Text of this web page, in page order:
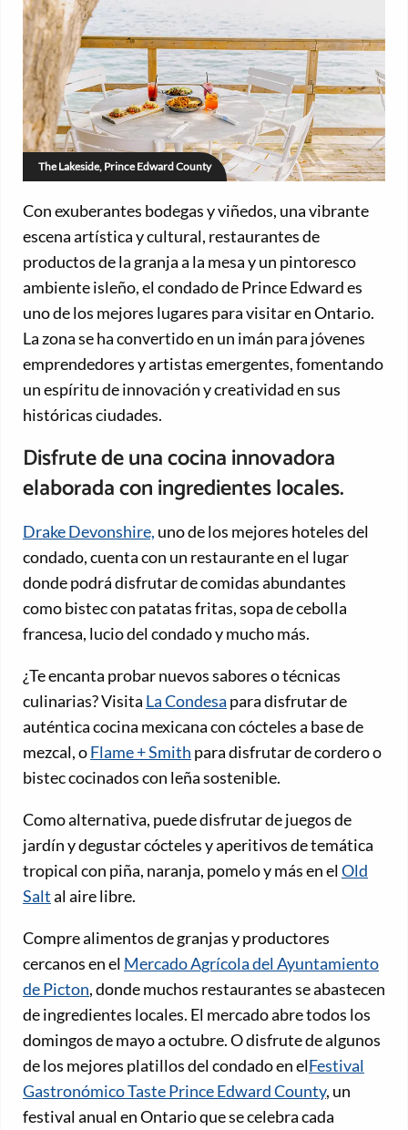
The Lakeside, Prince Edward County
Con exuberantes bodegas y viñedos, una vibrante
escena artística y cultural, restaurantes de
productos de la granja a la mesa y un pintoresco
ambiente isleño, el condado de Prince Edward es
uno de los mejores lugares para visitar en Ontario.
La zona se ha convertido en un imán para jóvenes
emprendedores y artistas emergentes, fomentando
un espíritu de innovación y creatividad en sus
históricas ciudades.
Disfrute de una cocina innovadora
elaborada con ingredientes locales.
Drake Devonshire, uno de los mejores hoteles del
condado, cuenta con un restaurante en el lugar
donde podrá disfrutar de comidas abundantes
como bistec con patatas fritas, sopa de cebolla
francesa, lucio del condado y mucho más.
¿Te encanta probar nuevos sabores o técnicas
culinarias? Visita La Condesa para disfrutar de
auténtica cocina mexicana con cócteles a base de
mezcal, oFlame + Smith para disfrutar de cordero o
bistec cocinados con leña sostenible.
Como alternativa, puede disfrutar de juegos de
jardín y degustar cócteles y aperitivos de temática
tropical con piña, naranja, pomelo y más en elOld
Saltal aire libre.
Compre alimentos de granjas y productores
cercanos en el Mercado Agrícola del Ayuntamiento
de Picton, donde muchos restaurantes se abastecen
de ingredientes locales. El mercado abre todos los
domingos de mayo a octubre. O disfrute de algunos
de los mejores platillos del condado en elFestival
Gastronómico Taste Prince Edward County, un
festival anual en Ontario que se celebra cada